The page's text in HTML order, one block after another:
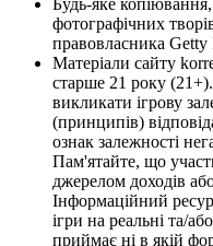
фотографічних
правовласника Getty
Матеріали сайту
старше 21 року
викликати ігрову
(принципів)
ознак залежності
Пам'ятайте, що
джерелом доходів
Інформаційний
ігри на реальні та/
приймає ні в якій